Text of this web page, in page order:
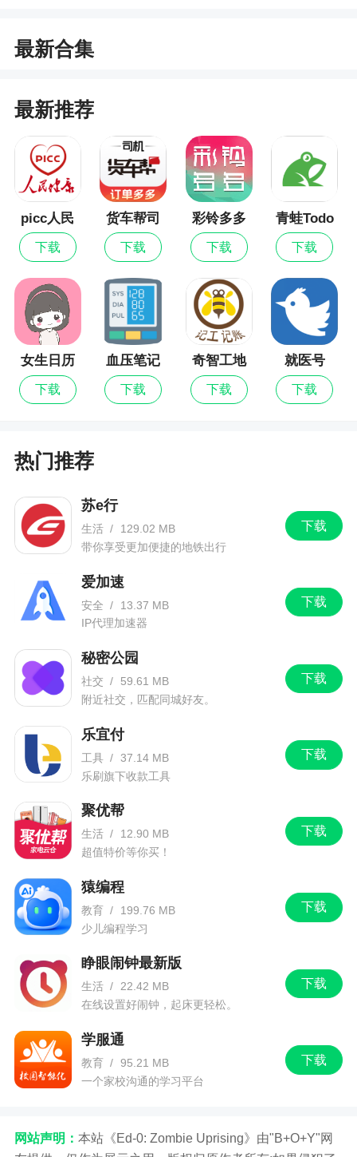
旅游攻略也特别轻松有很多很好的服务
票更优惠，山水途还有旅游攻略，帮助用户体验舒
适的旅游行程
3、让你对景点和美食都进行了评价，给想要来
的朋友去近了指导和建议
更新日志
1. 修复了一些已知bug。
最新合集
最新推荐
picc人民
健康
下载
货车帮司
机
下载
彩铃多多
下载
青蛙Todo
下载
女生日历
下载
血压笔记
下载
奇智工地
考勤
下载
就医号
下载
热门推荐
下载
苏e行
生活 /
129.02 MB
带你享受更加便捷的地铁出行
下载
爱加速
安全 /
13.37 MB
IP代理加速器
下载
秘密公园
社交 /
59.61 MB
附近社交，匹配同城好友。
下载
乐宜付
工具 / 37.14 MB
乐刷旗下收款工具
下载
聚优帮
生活 /
12.90 MB
超值特价等你买！
下载
猿编程
教育 /
199.76 MB
少儿编程学习
下载
睁眼闹钟最新版
生活 / 22.42 MB
在线设置好闹钟，起床更轻松。
下载
学服通
教育 / 95.21 MB
一个家校沟通的学习平台
网站声明： 本站《Ed-0: Zombie Uprising》由"B+O+Y"网